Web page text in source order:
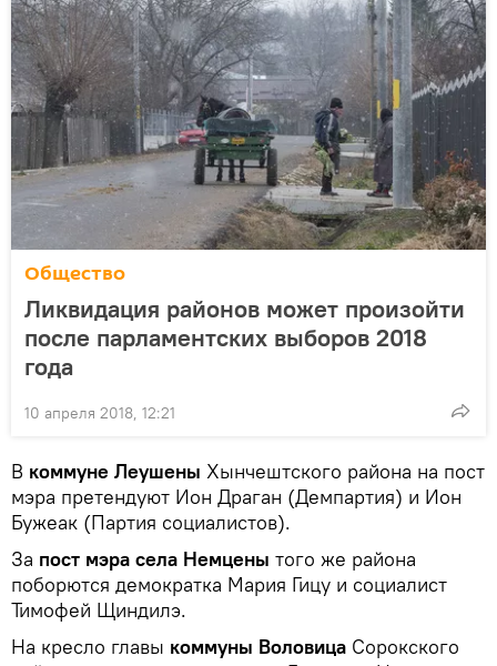
Общество
Ликвидация районов может произойти
после парламентских выборов 2018
года
10 апреля 2018, 12:21
В коммуне Леушены Хынчештского района на пост
мэра претендуют Ион Драган (Демпартия) и Ион
Бужеак (Партия социалистов).
За пост мэра села Немцены того же района
поборются демократка Мария Гицу и социалист
Тимофей Щиндилэ.
На кресло главы коммуны Воловица Сорокского